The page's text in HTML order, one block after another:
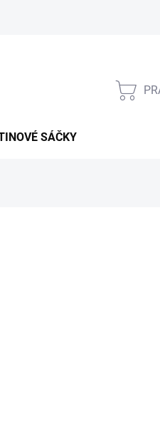
SÁČKY
spolehlivou přípravu